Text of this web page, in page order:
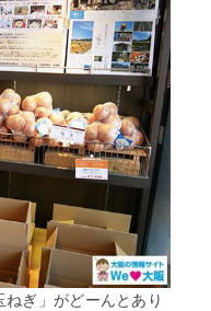
ぎ」がどーんとあり